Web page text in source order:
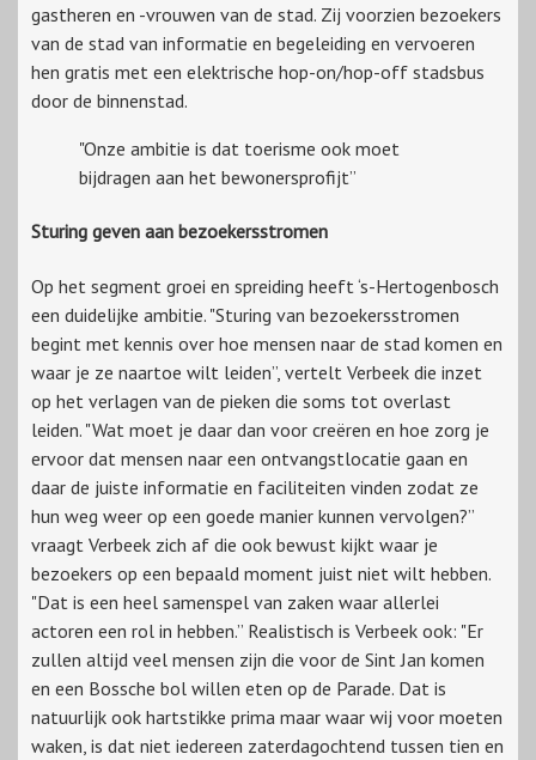
gastheren en -vrouwen van de stad. Zij voorzien bezoekers
van de stad van informatie en begeleiding en vervoeren
hen gratis met een elektrische hop-on/hop-off stadsbus
door de binnenstad.
"Onze ambitie is dat toerisme ook moet
bijdragen aan het bewonersprofijt”
Sturing geven aan bezoekersstromen
Op het segment groei en spreiding heeft ‘s-Hertogenbosch
een duidelijke ambitie. "Sturing van bezoekersstromen
begint met kennis over hoe mensen naar de stad komen en
waar je ze naartoe wilt leiden”, vertelt Verbeek die inzet
op het verlagen van de pieken die soms tot overlast
leiden. "Wat moet je daar dan voor creëren en hoe zorg je
ervoor dat mensen naar een ontvangstlocatie gaan en
daar de juiste informatie en faciliteiten vinden zodat ze
hun weg weer op een goede manier kunnen vervolgen?”
vraagt Verbeek zich af die ook bewust kijkt waar je
bezoekers op een bepaald moment juist niet wilt hebben.
"Dat is een heel samenspel van zaken waar allerlei
actoren een rol in hebben.” Realistisch is Verbeek ook: "Er
zullen altijd veel mensen zijn die voor de Sint Jan komen
en een Bossche bol willen eten op de Parade. Dat is
natuurlijk ook hartstikke prima maar waar wij voor moeten
waken, is dat niet iedereen zaterdagochtend tussen tien en